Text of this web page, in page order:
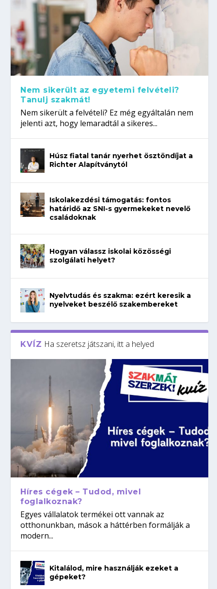
Nem sikerült az egyetemi felvételi?
Tanulj szakmát!
Nem sikerült a felvételi? Ez még egyáltalán nem
jelenti azt, hogy lemaradtál a sikeres...
Húsz fiatal tanár nyerhet ösztöndíjat a
Richter Alapítványtól
Iskolakezdési támogatás: fontos
határidő az SNI-s gyermekeket nevelő
családoknak
Hogyan válassz iskolai közösségi
szolgálati helyet?
Nyelvtudás és szakma: ezért keresik a
nyelveket beszélő szakembereket
KVÍZ Ha szeretsz játszani, itt a helyed
Híres cégek – Tudod, mivel
foglalkoznak?
Egyes vállalatok termékei ott vannak az
otthonunkban, mások a háttérben formálják a
modern...
Kitalálod, mire használják ezeket a
gépeket?